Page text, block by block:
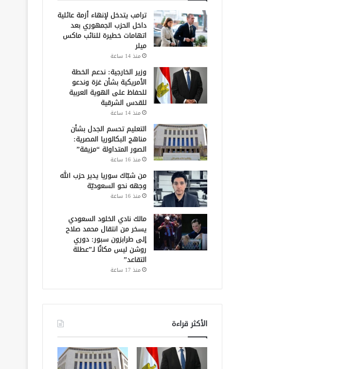
ترامب يتدخل لإنهاء أزمة عائلية
داخل الحزب الجمهوري بعد
اتهامات خطيرة للنائب ماكس
ميلر
منذ 14 ساعة
وزير الخارجية: ندعم الخطة
الأمريكية بشأن غزة وندعو
للحفاظ على الهوية العربية
للقدس الشرقية
منذ 14 ساعة
التعليم تحسم الجدل بشأن
مناهج البكالوريا المصرية:
الصور المتداولة “مزيفة”
منذ 16 ساعة
من شبّاك سوريا يدير حزب الله
وجهه نحو السعوديّة
منذ 16 ساعة
مالك نادي الخلود السعودي
يسخر من انتقال محمد صلاح
إلى طرابزون سبور: دوري
روشن ليس مكانًا لـ”عطلة
التقاعد”
منذ 17 ساعة
الأكثر قراءة